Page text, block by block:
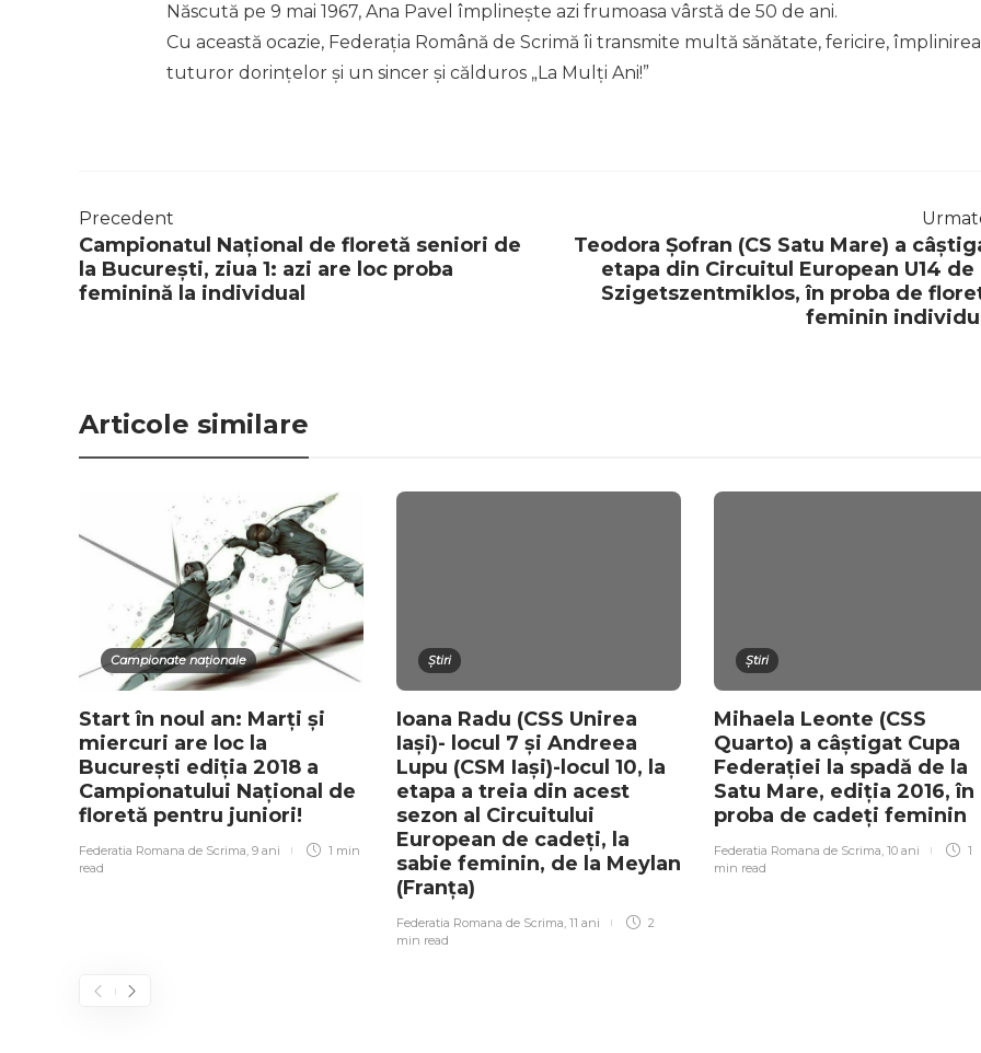
Născută pe 9 mai 1967, Ana Pavel împlinește azi frumoasa vârstă de 50 de ani.
Cu această ocazie, Federația Română de Scrimă îi transmite multă sănătate, fericire, împlinirea
tuturor dorințelor și un sincer și călduros „La Mulți Ani!”
Precedent
Campionatul Național de floretă seniori de
la București, ziua 1: azi are loc proba
feminină la individual
Teodora Șofran (CS Satu Mare) a
etapa din Circuitul European U14 de
Szigetszentmiklos, în proba de
feminin
Articole similare
Campionate naționale
Start în noul an: Marți și
miercuri are loc la
București ediția 2018 a
Campionatului Național de
floretă pentru juniori!
Federatia Romana de Scrima, 9 ani
1 min
read
Știri
Ioana Radu (CSS Unirea
Iași)- locul 7 și Andreea
Lupu (CSM Iași)-locul 10, la
etapa a treia din acest
sezon al Circuitului
European de cadeți, la
sabie feminin, de la Meylan
(Franța)
Federatia Romana de Scrima, 11 ani
2
min read
Știri
Mihaela Leonte (CSS
Quarto) a câștigat Cupa
Federației la spadă de la
Satu Mare, ediția 2016, în
proba de cadeți feminin
Federatia Romana de Scrima, 10 ani
1
min read